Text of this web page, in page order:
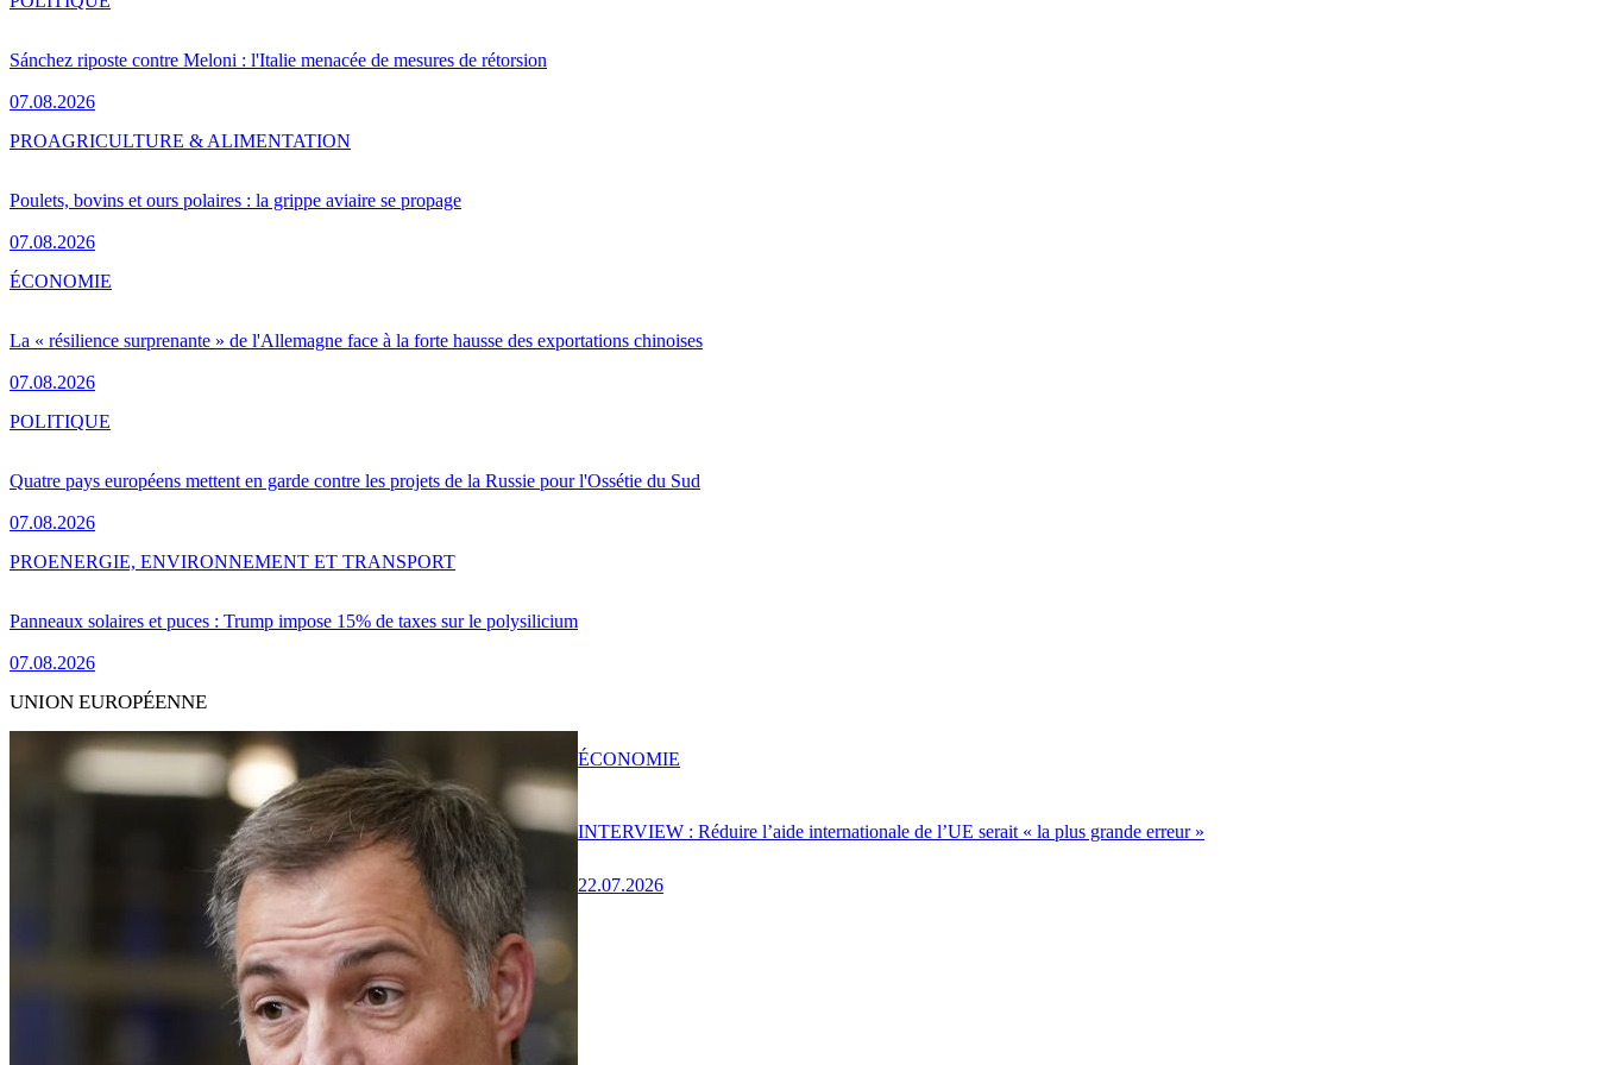
Sánchez riposte contre Meloni : l'Italie menacée de mesures de rétorsion
07.08.2026
Poulets, bovins et ours polaires : la grippe aviaire se propage
07.08.2026
PROAGRICULTURE & ALIMENTATION
La « résilience surprenante » de l'Allemagne face à la forte hausse des exportations chinoises
07.08.2026
ÉCONOMIE
Quatre pays européens mettent en garde contre les projets de la Russie pour l'Ossétie du Sud
07.08.2026
POLITIQUE
Panneaux solaires et puces : Trump impose 15% de taxes sur le polysilicium
07.08.2026
PROENERGIE, ENVIRONNEMENT ET TRANSPORT
UNION EUROPÉENNE
INTERVIEW : Réduire l’aide internationale de l’UE serait « la plus grande erreur »
22.07.2026
ÉCONOMIE